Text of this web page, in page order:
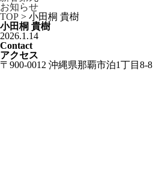
お知らせ
TOP > 小田桐 貴樹
小田桐 貴樹
2026.1.14
Contact
アクセス
〒900-0012 沖縄県那覇市泊1丁目8-8